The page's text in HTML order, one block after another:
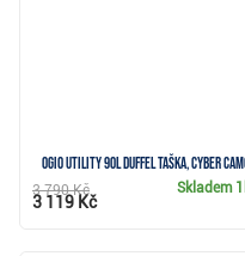
Ogio Utility 90L Duffel taška, cyber
Skladem
3 790 Kč
3 119 Kč